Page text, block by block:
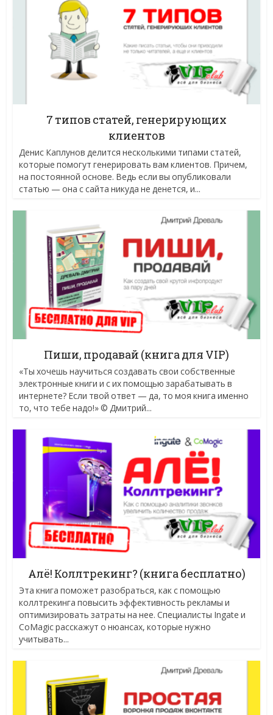
7 типов статей, генерирующих
клиентов
Денис Каплунов делится несколькими типами статей,
которые помогут генерировать вам клиентов. Причем,
на постоянной основе. Ведь если вы опубликовали
статью — она с сайта никуда не денется, и...
Пиши, продавай (книга для VIP)
«Ты хочешь научиться создавать свои собственные
электронные книги и с их помощью зарабатывать в
интернете? Если твой ответ — да, то моя книга именно
то, что тебе надо!» © Дмитрий...
Алё! Коллтрекинг? (книга бесплатно)
Эта книга поможет разобраться, как с помощью
коллтрекинга повысить эффективность рекламы и
оптимизировать затраты на нее. Специалисты Ingate и
CoMagic расскажут о нюансах, которые нужно
учитывать...